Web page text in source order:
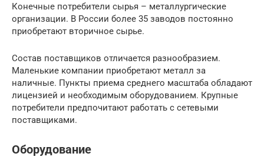
Конечные потребители сырья – металлургические
организации. В России более 35 заводов постоянно
приобретают вторичное сырье.
Состав поставщиков отличается разнообразием.
Маленькие компании приобретают металл за
наличные. Пункты приема среднего масштаба обладают
лицензией и необходимым оборудованием. Крупные
потребители предпочитают работать с сетевыми
поставщиками.
Оборудование